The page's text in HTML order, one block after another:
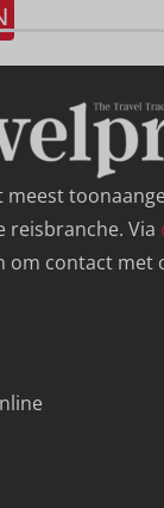
meest
reisbranche. Via
om contact met